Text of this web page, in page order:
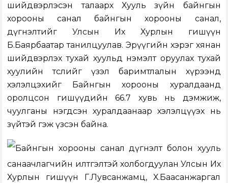
шийдвэрлэсэн талаарх Хууль зүйн байнгын
хорооны санал байнгын хорооны санал,
дүгнэлтийг Улсын Их Хурлын гишүүн
Б.Баярбаатар танилцуулав. Эрүүгийн хэрэг хянан
шийдвэрлэх тухай хуульд нэмэлт оруулах тухай
хуулийн төслийг үзэл баримтлалын хүрээнд
хэлэлцэхийг
Байнгын хорооны хуралдаанд
оролцсон гишүүдийн 66.7 хувь нь дэмжиж,
чуулганы нэгдсэн хуралдаанаар хэлэлцүүэх нь
зүйтэй гэж үзсэн байна.
Байнгын хорооны санал дүгнэлт болон хууль
санаачлагчийн илтгэлтэй холбогдуулан Улсын Их
Хурлын гишүүн Г.Лувсанжамц, Х.Баасанжаргал